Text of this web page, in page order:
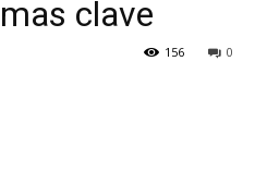
clave
0
156